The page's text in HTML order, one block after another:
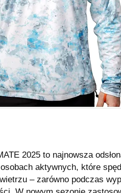
2025 to najnowsza
aktywnych, które
– zarówno podczas